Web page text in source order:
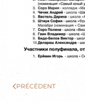
PRÉCÉDENT